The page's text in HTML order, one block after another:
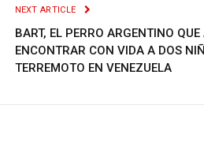
NEXT ARTICLE
BART, EL PERRO ARGENTINO QUE
ENCONTRAR CON VIDA A DOS
TERREMOTO EN VENEZUELA